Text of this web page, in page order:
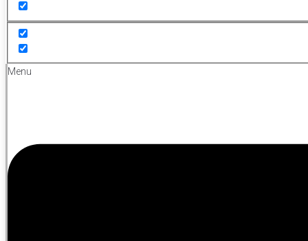
Menu